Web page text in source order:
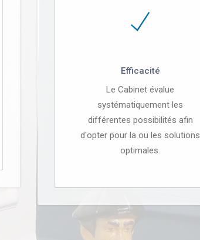
Efficacité
Le Cabinet évalue
systématiquement les
différentes possibilités afin
d'opter pour la ou les solutions
optimales.